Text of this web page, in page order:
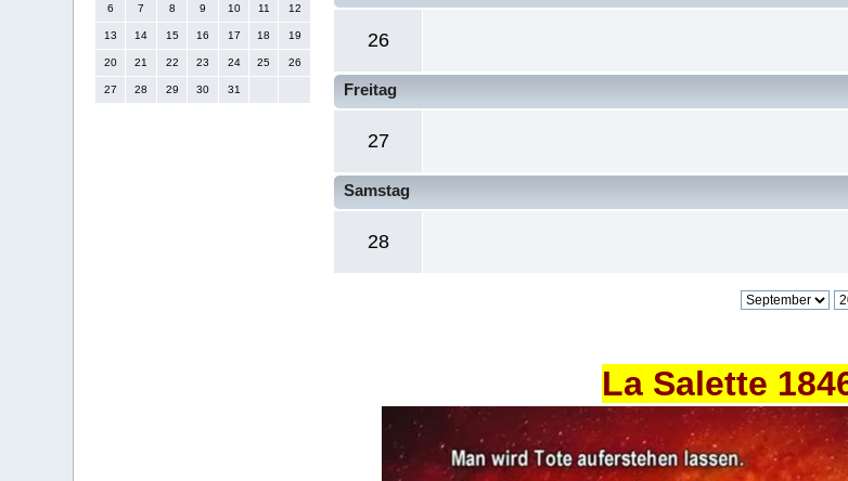
6 7 8 9 10 11 12
13 14 15 16 17 18 19
20 21 22 23 24 25 26
27 28 29 30 31
26
Freitag
27
Samstag
28
La Salette